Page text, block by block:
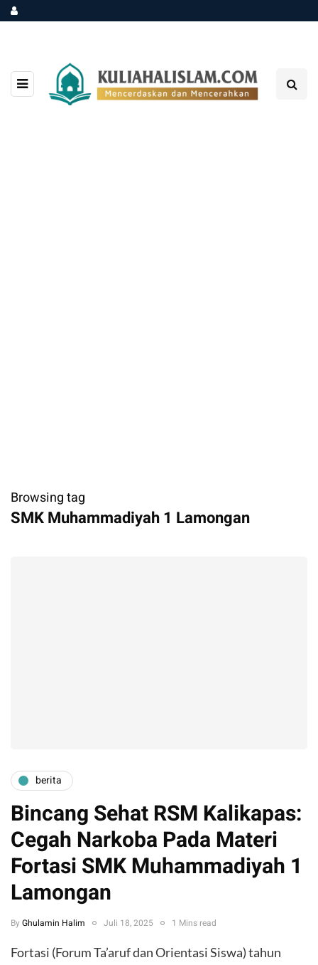
Browsing tag
SMK Muhammadiyah 1 Lamongan
berita
Bincang Sehat RSM Kalikapas:
Cegah Narkoba Pada Materi
Fortasi SMK Muhammadiyah 1
Lamongan
By Ghulamin Halim Juli 18, 2025 1 Mins read
Fortasi (Forum Ta’aruf dan Orientasi Siswa) tahun